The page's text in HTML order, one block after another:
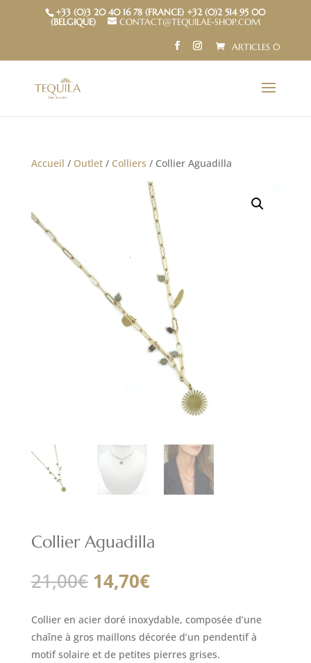
+33 (0)3 20 40 16 78 (FRANCE) +32 (0)2 514 95 00
(BELGIQUE)
CONTACT@TEQUILAE-SHOP.COM
ARTICLES 0
Accueil / Outlet/ Colliers / Collier Aguadilla
Collier Aguadilla
21,00€ Le
prix
initial
était :
21,00€.
14,70€Le
actuel
est :
14,70€.
Collier en acier doré inoxydable, composée d’une
chaîne à gros maillons décorée d’un pendentif à
motif solaire et de petites pierres grises.